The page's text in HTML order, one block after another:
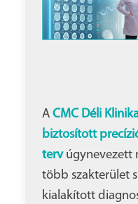
A CMC Déli
biztosított
terv úgynevezett
több szakterület
kialakított